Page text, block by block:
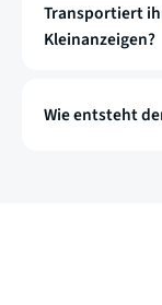
Transportiert
Kleinanzeigen?
Wie entsteht